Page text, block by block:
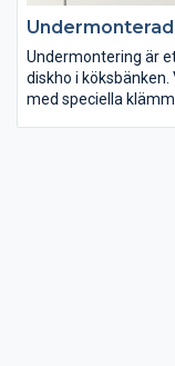
Undermontering är
diskho i
med speciella